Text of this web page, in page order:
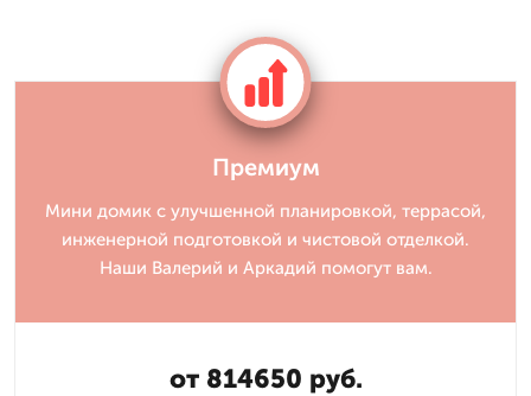
Премиум
Мини домик с улучшенной планировкой, террасой,
инженерной подготовкой и чистовой отделкой.
Наши Валерий и Аркадий помогут вам.
от 814650 руб.